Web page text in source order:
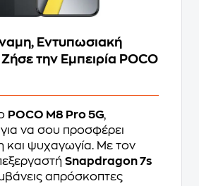
Εντυπωσιακή
την Εμπειρία POCO
POCO M8 Pro 5G,
να σου προσφέρει
και ψυχαγωγία. Με τον
Snapdragon 7s
απρόσκοπτες